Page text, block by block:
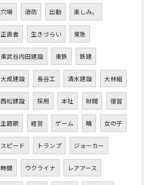
穴場 消防 出動 楽しみ。
正直者 生きづらい 東急
東武谷内田建設 東鉄 鉄建
大成建設 長谷工 清水建設 大林組
西松建設 採用 本社 財閥 復習
主題歌 経営 ゲーム 晴 女の子
スピード トランプ ジョーカー
時間 ウクライナ レアアース